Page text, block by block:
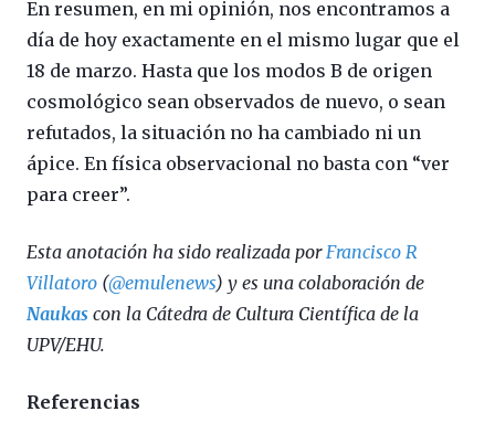
En resumen, en mi opinión, nos encontramos a
día de hoy exactamente en el mismo lugar que el
18 de marzo. Hasta que los modos B de origen
cosmológico sean observados de nuevo, o sean
refutados, la situación no ha cambiado ni un
ápice. En física observacional no basta con “ver
para creer”.
Esta anotación ha sido realizada porFrancisco R
Villatoro (@emulenews) y es una colaboración de
Naukas con la Cátedra de Cultura Científica de la
UPV/EHU.
Referencias